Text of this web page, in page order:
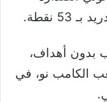
بدون أهداف،
الكامب نو، في